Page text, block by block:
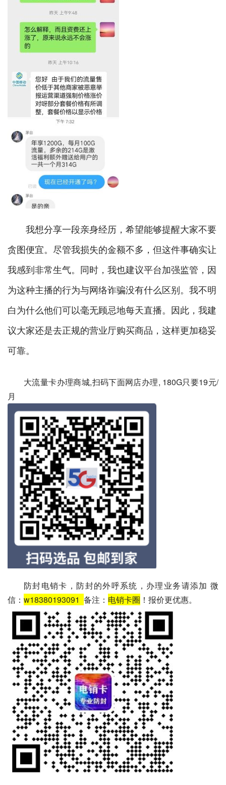
我想分享一段亲身经历，希望能够提醒大家不要
贪图便宜。尽管我损失的金额不多，但这件事确实让
我感到非常生气。同时，我也建议平台加强监管，因
为这种主播的行为与网络诈骗没有什么区别。我不明
白为什么他们可以毫无顾忌地每天直播。因此，我建
议大家还是去正规的营业厅购买商品，这样更加稳妥
可靠。
大流量卡办理商城,扫码下面网店办理, 180G只要19元/
月
防封电销卡，防封的外呼系统，办理业务请添加 微
信： w18380193091 备注： 电销卡圈 ！报价更优惠。